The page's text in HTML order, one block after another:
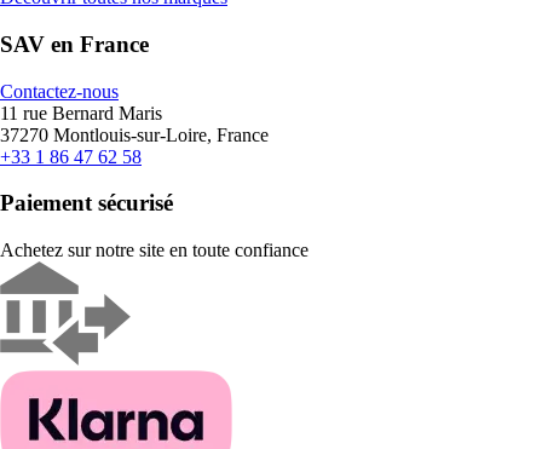
SAV en France
Contactez-nous
11 rue Bernard Maris
37270 Montlouis-sur-Loire, France
+33 1 86 47 62 58
Paiement sécurisé
Achetez sur notre site en toute confiance